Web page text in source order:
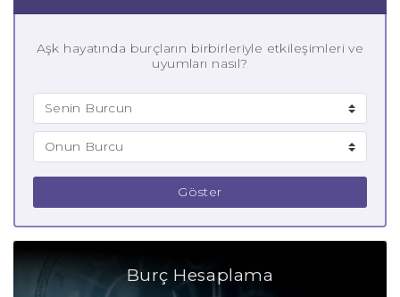
Aşk hayatında burçların birbirleriyle etkileşimleri ve
uyumları nasıl?
Göster
Burç Hesaplama